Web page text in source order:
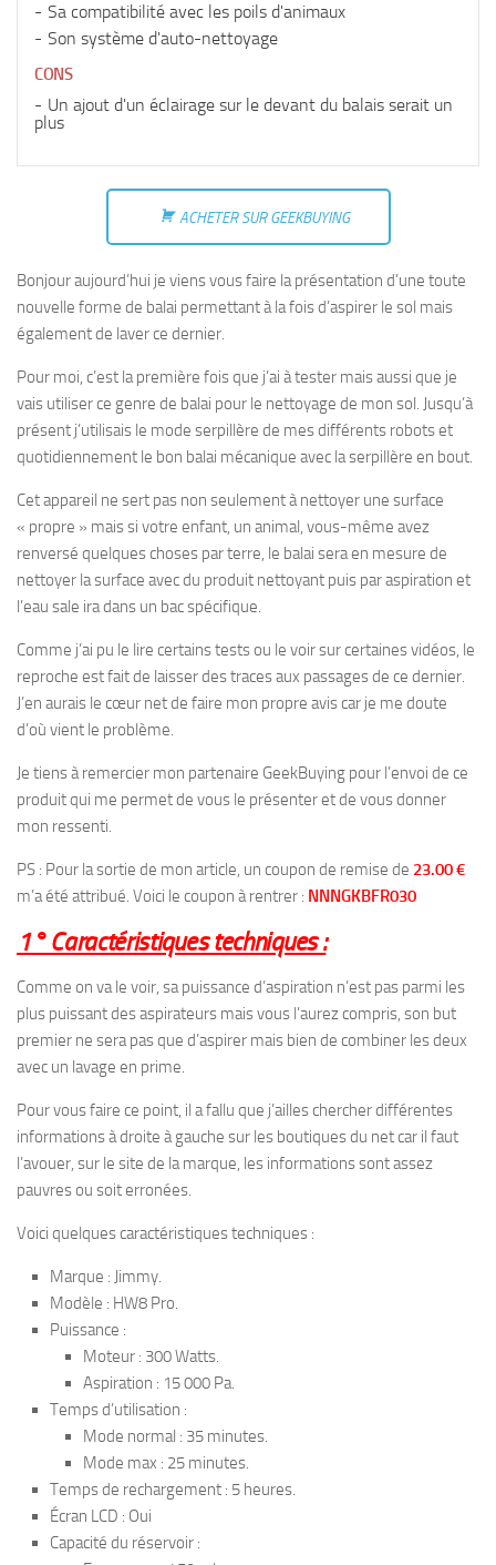
Sa compatibilité avec les poils d'animaux
Son système d'auto-nettoyage
CONS
Un ajout d'un éclairage sur le devant du balais serait un
plus
ACHETER SUR GEEKBUYING
Bonjour aujourd’hui je viens vous faire la présentation d’une toute
nouvelle forme de balai permettant à la fois d’aspirer le sol mais
également de laver ce dernier.
Pour moi, c’est la première fois que j’ai à tester mais aussi que je
vais utiliser ce genre de balai pour le nettoyage de mon sol. Jusqu’à
présent j’utilisais le mode serpillère de mes différents robots et
quotidiennement le bon balai mécanique avec la serpillère en bout.
Cet appareil ne sert pas non seulement à nettoyer une surface
« propre » mais si votre enfant, un animal, vous-même avez
renversé quelques choses par terre, le balai sera en mesure de
nettoyer la surface avec du produit nettoyant puis par aspiration et
l’eau sale ira dans un bac spécifique.
Comme j’ai pu le lire certains tests ou le voir sur certaines vidéos, le
reproche est fait de laisser des traces aux passages de ce dernier.
J’en aurais le cœur net de faire mon propre avis car je me doute
d’où vient le problème.
Je tiens à remercier mon partenaire GeekBuying pour l’envoi de ce
produit qui me permet de vous le présenter et de vous donner
mon ressenti.
PS : Pour la sortie de mon article, un coupon de remise de 23.00 €
m’a été attribué. Voici le coupon à rentrer : NNNGKBFR030
1° Caractéristiques techniques :
Comme on va le voir, sa puissance d’aspiration n’est pas parmi les
plus puissant des aspirateurs mais vous l’aurez compris, son but
premier ne sera pas que d’aspirer mais bien de combiner les deux
avec un lavage en prime.
Pour vous faire ce point, il a fallu que j’ailles chercher différentes
informations à droite à gauche sur les boutiques du net car il faut
l’avouer, sur le site de la marque, les informations sont assez
pauvres ou soit erronées.
Voici quelques caractéristiques techniques :
Marque : Jimmy.
Modèle : HW8 Pro.
Puissance :
Moteur : 300 Watts.
Aspiration : 15 000 Pa.
Temps d’utilisation :
Mode normal : 35 minutes.
Mode max : 25 minutes.
Temps de rechargement : 5 heures.
Écran LCD : Oui
Capacité du réservoir :